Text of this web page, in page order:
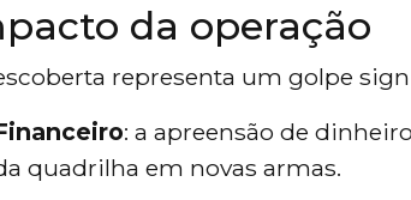
da operação
representa um golpe
: a apreensão de
quadrilha em novas armas.